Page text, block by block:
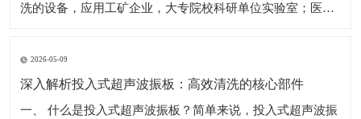
洗的设备，应用工矿企业，大专院校科研单位实验室；医
除。 使用超声波清洗机的注意事项如下： 1.为避免清洗槽，
因热
2026-05-09
深入解析投入式超声波振板：高效清洗的核心部件
​一、 什么是投入式超声波振板？简单来说，投入式超声波振